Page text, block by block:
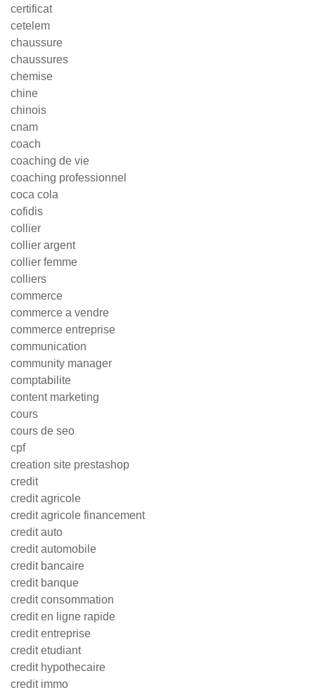
certificat
cetelem
chaussure
chaussures
chemise
chine
chinois
cnam
coach
coaching de vie
coaching professionnel
coca cola
cofidis
collier
collier argent
collier femme
colliers
commerce
commerce a vendre
commerce entreprise
communication
community manager
comptabilite
content marketing
cours
cours de seo
cpf
creation site prestashop
credit
credit agricole
credit agricole financement
credit auto
credit automobile
credit bancaire
credit banque
credit consommation
credit en ligne rapide
credit entreprise
credit etudiant
credit hypothecaire
credit immo